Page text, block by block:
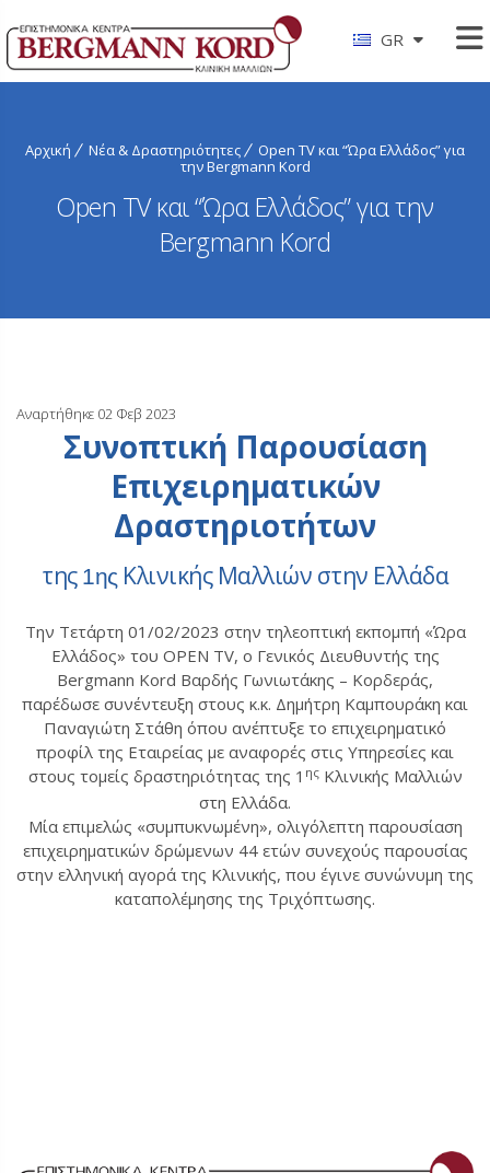
GR
Αρχική Νέα & Δραστηριότητες
Open TV και “Ώρα Ελλάδος” για
την Bergmann Kord
Open TV και “Ώρα Ελλάδος” για την
Bergmann Kord
Αναρτήθηκε 02 Φεβ 2023
Συνοπτική Παρουσίαση
Επιχειρηματικών
Δραστηριοτήτων
της 1ης Κλινικής Μαλλιών στην Ελλάδα
Την Τετάρτη 01/02/2023 στην τηλεοπτική εκπομπή «Ώρα
Ελλάδος» του OPEN TV, ο Γενικός Διευθυντής της
Bergmann Kord Βαρδής Γωνιωτάκης – Κορδεράς,
παρέδωσε συνέντευξη στους κ.κ. Δημήτρη Καμπουράκη και
Παναγιώτη Στάθη όπου ανέπτυξε το επιχειρηματικό
προφίλ της Εταιρείας με αναφορές στις Υπηρεσίες και
στους τομείς δραστηριότητας της 1 ηςΚλινικής Μαλλιών
στη Ελλάδα.
Μία επιμελώς «συμπυκνωμένη», ολιγόλεπτη παρουσίαση
επιχειρηματικών δρώμενων 44 ετών συνεχούς παρουσίας
στην ελληνική αγορά της Κλινικής, που έγινε συνώνυμη της
καταπολέμησης της Τριχόπτωσης.